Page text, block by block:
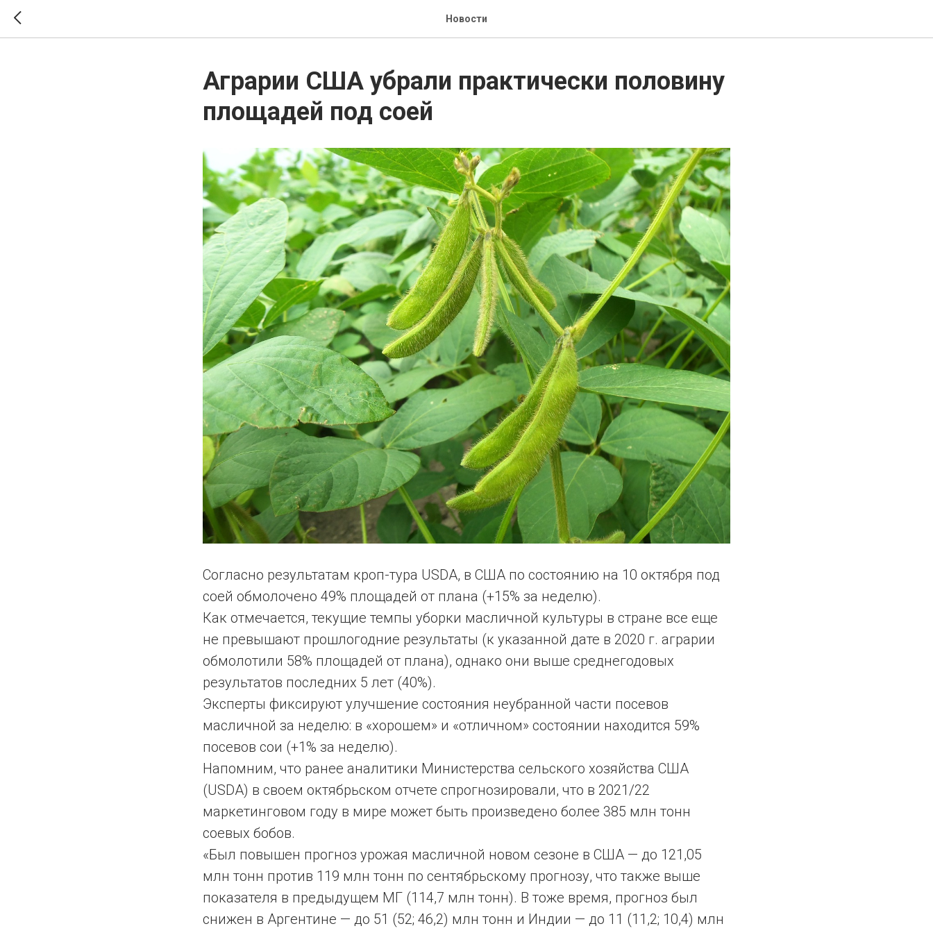
Новости
Аграрии США убрали практически половину
площадей под соей
Согласно результатам кроп-тура USDA, в США по состоянию на 10 октября под
соей обмолочено 49% площадей от плана (+15% за неделю).
Как отмечается, текущие темпы уборки масличной культуры в стране все еще
не превышают прошлогодние результаты (к указанной дате в 2020 г. аграрии
обмолотили 58% площадей от плана), однако они выше среднегодовых
результатов последних 5 лет (40%).
Эксперты фиксируют улучшение состояния неубранной части посевов
масличной за неделю: в «хорошем» и «отличном» состоянии находится 59%
посевов сои (+1% за неделю).
Напомним, что ранее аналитики Министерства сельского хозяйства США
(USDA) в своем октябрьском отчете спрогнозировали, что в 2021/22
маркетинговом году в мире может быть произведено более 385 млн тонн
соевых бобов.
«Был повышен прогноз урожая масличной новом сезоне в США — до 121,05
млн тонн против 119 млн тонн по сентябрьскому прогнозу, что также выше
показателя в предыдущем МГ (114,7 млн тонн). В тоже время, прогноз был
снижен в Аргентине — до 51 (52; 46,2) млн тонн и Индии — до 11 (11,2; 10,4) млн